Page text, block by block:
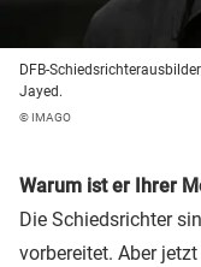
DFB-
Jayed.
© IMAGO
Warum ist er Ihrer
Die Schiedsrichter
vorbereitet. Aber